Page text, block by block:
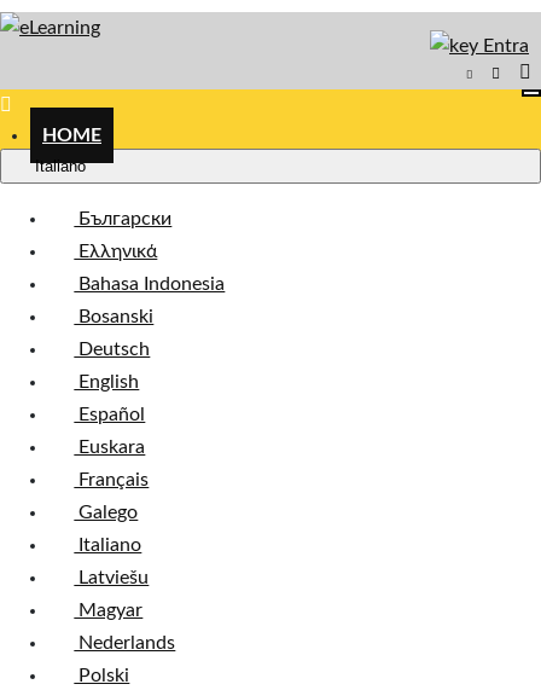
Entra
HOME
Italiano
Български
Ελληνικά
Bahasa Indonesia
Bosanski
Deutsch
English
Español
Euskara
Français
Galego
Italiano
Latviešu
Magyar
Nederlands
Polski